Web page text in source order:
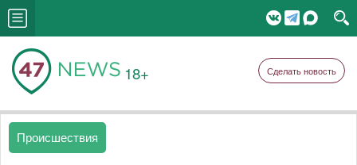
18+ Сделать новость
Происшествия